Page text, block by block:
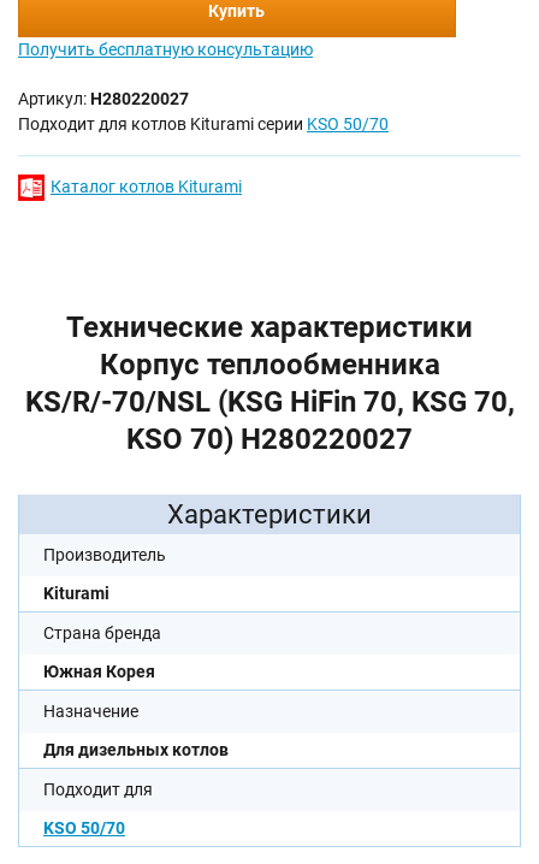
Купить
Получить бесплатную консультацию
Артикул:H280220027
Подходит для котлов Kiturami серии KSO 50/70
Каталог котлов Kiturami
Технические характеристики
Корпус теплообменника
KS/R/-70/NSL (KSG HiFin 70, KSG 70,
KSO 70) H280220027
Характеристики
Производитель
Kiturami
Страна бренда
Южная Корея
Назначение
Для дизельных котлов
Подходит для
KSO 50/70